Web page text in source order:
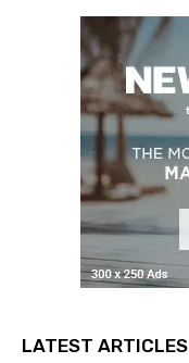
LATEST ARTICLES